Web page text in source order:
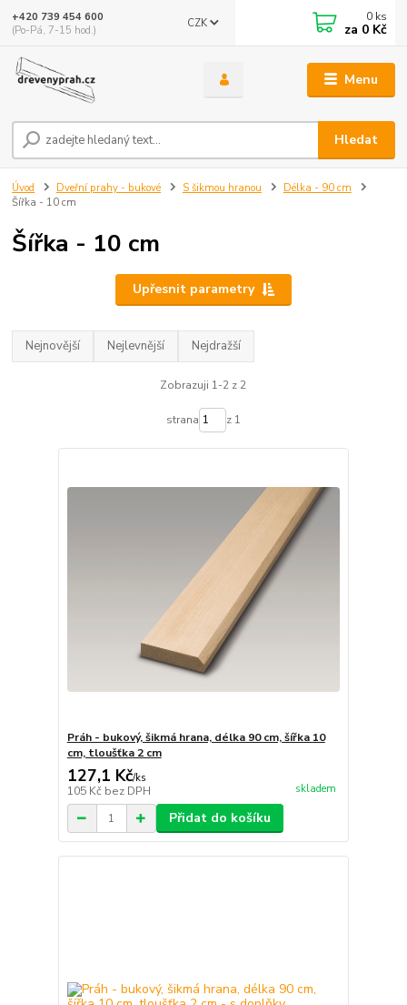
Menu
CZK
Hledat
+420 739 454 600
(Po-Pá, 7-15 hod.)
0 ks
za 0 Kč
Úvod Dveřní prahy - bukové S šikmou hranou
Délka - 90 cm
Šířka - 10 cm
Šířka - 10 cm
Upřesnit parametry
Nejnovější Nejlevnější Nejdražší
Zobrazuji 1-2 z 2
strana z 1
Práh - bukový, šikmá hrana, délka 90 cm, šířka 10
cm, tloušťka 2 cm
127,1 Kč/ks
105 Kč bez DPH skladem
Přidat do košíku